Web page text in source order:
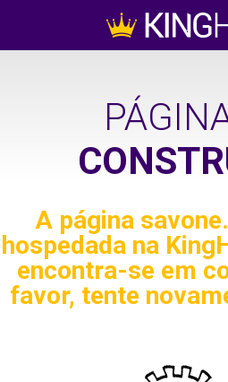
A página
hospedada na
encontra-se em
favor, tente